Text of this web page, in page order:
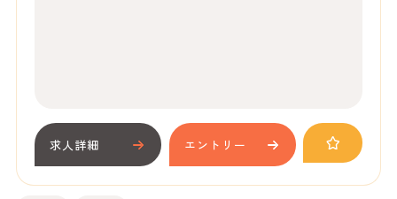
求人詳細 エントリー